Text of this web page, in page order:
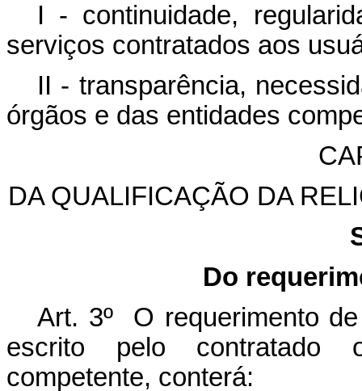
I - continuidade,
serviços contratados aos
II - transparência,
órgãos e das entidades
DA QUALIFICAÇÃO DA
Do
Art. 3º O requerimento
escrito pelo contratado
competente, conterá: